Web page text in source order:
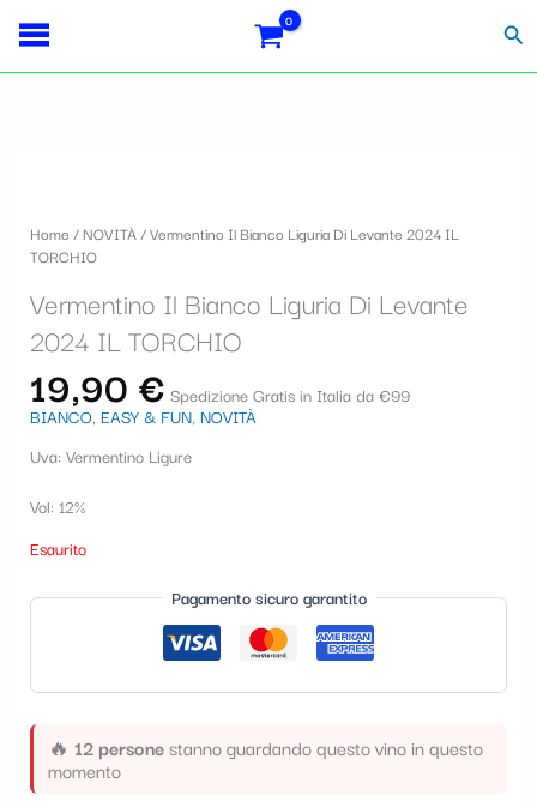
contenuto
Home /NOVITÀ/ Vermentino Il Bianco Liguria Di Levante 2024 IL
TORCHIO
Vermentino Il Bianco Liguria Di Levante
2024 IL TORCHIO
19,90 € Spedizione Gratis in Italia da €99
BIANCO, EASY & FUN, NOVITÀ
Uva: Vermentino Ligure
Vol: 12%
Esaurito
Pagamento sicuro garantito
🔥 12 personestanno guardando questo vino in questo
momento
S
o
n
a
t
e
a